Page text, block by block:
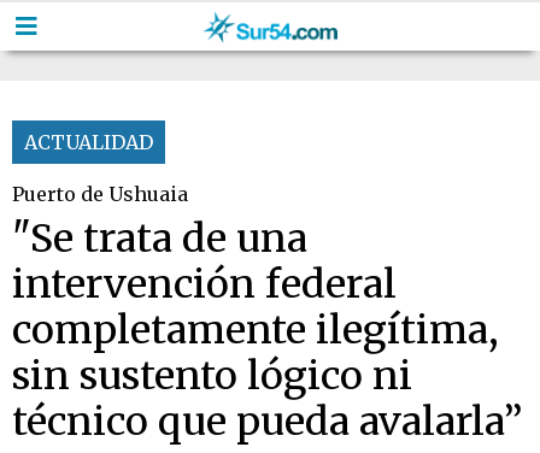
ACTUALIDAD
Puerto de Ushuaia
"Se trata de una
intervención federal
completamente ilegítima,
sin sustento lógico ni
técnico que pueda avalarla”